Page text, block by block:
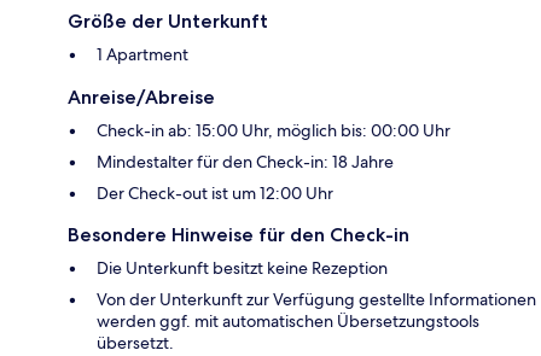
Größe der Unterkunft
1 Apartment
Anreise/Abreise
Check-in ab: 15:00 Uhr, möglich bis: 00:00 Uhr
Mindestalter für den Check-in: 18 Jahre
Der Check-out ist um 12:00 Uhr
Besondere Hinweise für den Check-in
Die Unterkunft besitzt keine Rezeption
Von der Unterkunft zur Verfügung gestellte Informationen
werden ggf. mit automatischen Übersetzungstools
übersetzt.